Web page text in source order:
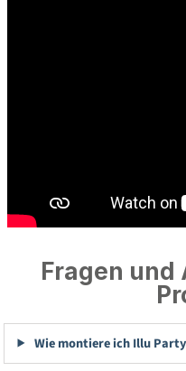
Fragen
Wie montiere ich Illu